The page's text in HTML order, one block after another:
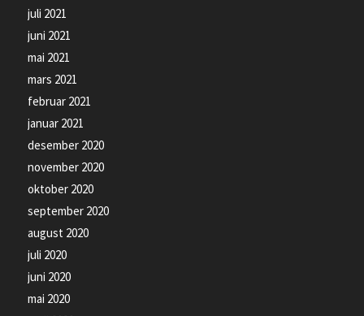
juli 2021
juni 2021
mai 2021
mars 2021
februar 2021
januar 2021
desember 2020
november 2020
oktober 2020
september 2020
august 2020
juli 2020
juni 2020
mai 2020